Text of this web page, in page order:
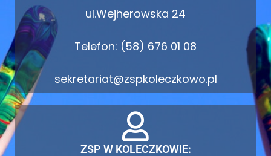
ul.Wejherowska 24
Telefon: (58) 676 01 08
sekretariat@zspkoleczkowo.pl
ZSP W KOLECZKOWIE: